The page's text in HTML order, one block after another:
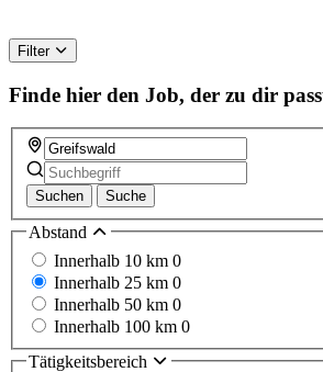
Filter
Finde hier den Job, der zu dir
Suchen Suche
Abstand
Innerhalb 10 km 0
Innerhalb 25 km 0
Innerhalb 50 km 0
Innerhalb 100 km 0
Tätigkeitsbereich